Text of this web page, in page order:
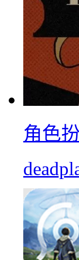
角色